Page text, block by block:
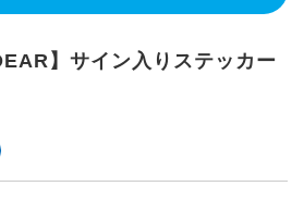
】サイン入りステッカー